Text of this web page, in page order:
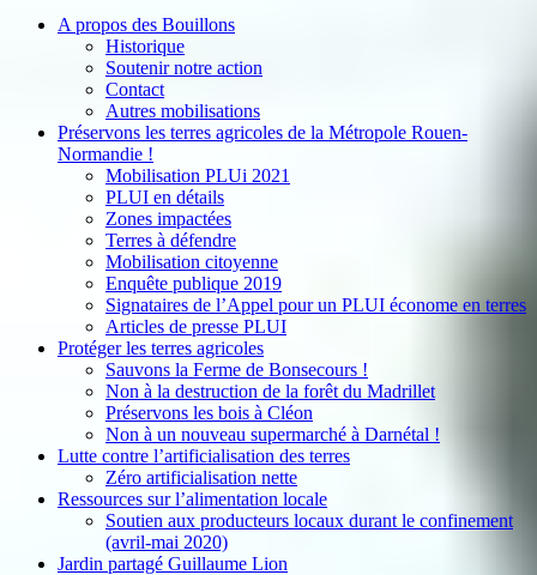
A propos des Bouillons
Historique
Soutenir notre action
Contact
Autres mobilisations
Préservons les terres agricoles de la Métropole Rouen-
Normandie !
Mobilisation PLUi 2021
PLUI en détails
Zones impactées
Terres à défendre
Mobilisation citoyenne
Enquête publique 2019
Signataires de l’Appel pour un PLUI économe en terres
Articles de presse PLUI
Protéger les terres agricoles
Sauvons la Ferme de Bonsecours !
Non à la destruction de la forêt du Madrillet
Préservons les bois à Cléon
Non à un nouveau supermarché à Darnétal !
Lutte contre l’artificialisation des terres
Zéro artificialisation nette
Ressources sur l’alimentation locale
Soutien aux producteurs locaux durant le confinement
(avril-mai 2020)
Jardin partagé Guillaume Lion